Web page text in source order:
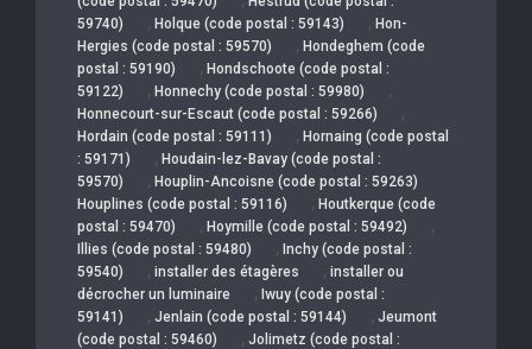
59740)
, Holque (code postal : 59143) , Hon-
Hergies (code postal : 59570)
, Hondeghem (code
postal : 59190)
, Hondschoote (code postal :
59122)
, Honnechy (code postal : 59980) ,
Honnecourt-sur-Escaut (code postal : 59266) ,
Hordain (code postal : 59111) , Hornaing (code postal
: 59171)
, Houdain-lez-Bavay (code postal :
59570)
, Houplin-Ancoisne (code postal : 59263)
Houplines (code postal : 59116)
, Houtkerque (code
postal : 59470)
, Hoymille (code postal : 59492) ,
Illies (code postal : 59480) , Inchy (code postal :
59540)
, installer des étagères , installer ou
décrocher un luminaire
, Iwuy (code postal :
59141)
, Jenlain (code postal : 59144) , Jeumont
(code postal : 59460)
, Jolimetz (code postal :